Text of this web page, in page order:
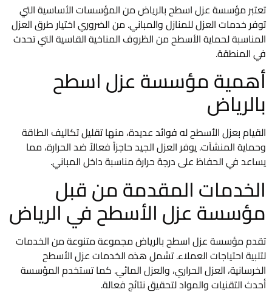
تعتبر مؤسسة عزل اسطح بالرياض من المؤسسات الأساسية التي
توفر خدمات العزل للمنازل والمباني. من الضروري اختيار طرق العزل
المناسبة لحماية الأسطح من الظروف المناخية القاسية التي تحدث
في المنطقة.
أهمية مؤسسة عزل اسطح
بالرياض
القيام بعزل الأسطح له فوائد عديدة، منها تقليل تكاليف الطاقة
وحماية المنشآت. يوفر العزل الجيد حاجزاً فعالاً ضد الحرارة، مما
يساعد في الحفاظ على درجة حرارة مناسبة داخل المباني.
الخدمات المقدمة من قبل
مؤسسة عزل الأسطح في الرياض
تقدم مؤسسة عزل اسطح بالرياض مجموعة متنوعة من الخدمات
لتلبية احتياجات العملاء. تشمل هذه الخدمات عزل الأسطح
الخرسانية، العزل الحراري، والعزل المائي. كما تستخدم المؤسسة
أحدث التقنيات والمواد لتحقيق نتائج فعالة.